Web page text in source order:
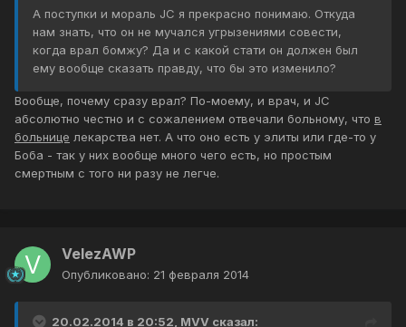
А поступки и мораль JC я прекрасно понимаю. Откуда
нам знать, что он не мучался угрызениями совести,
когда врал бомжу? Да и с какой стати он должен был
ему вообще сказать правду, что бы это изменило?
Вообще, почему сразу врал? По-моему, и врач, и JC
абсолютно честно и с сожалением отвечали больному, что в
больнице лекарства нет. А что оно есть у элиты или где-то у
Боба - так у них вообще много чего есть, но простым
смертным с того ни разу не легче.
VelezAWP
Опубликовано: 21 февраля 2014
20.02.2014 в 20:52, MVV сказал: